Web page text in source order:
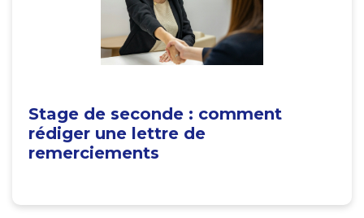
Stage de seconde : comment
rédiger une lettre de
remerciements